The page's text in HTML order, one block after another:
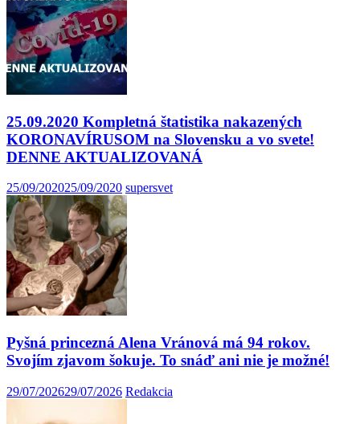
25.09.2020 Kompletná štatistika nakazených
KORONAVÍRUSOM na Slovensku a vo svete!
DENNE AKTUALIZOVANÁ
25/09/202025/09/2020 supersvet
Pyšná princezná Alena Vránová má 94 rokov.
Svojím zjavom šokuje. To snáď ani nie je možné!
29/07/202629/07/2026 Redakcia